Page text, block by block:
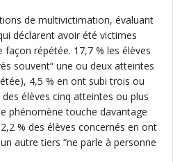
de multivictimation, évaluant
déclarent avoir été victimes
façon répétée. 17,7 % les élèves
souvent“ une ou deux atteintes
4,5 % en ont subi trois ou
élèves cinq atteintes ou plus
phénomène touche davantage
% des élèves concernés en ont
autre tiers “ne parle à personne